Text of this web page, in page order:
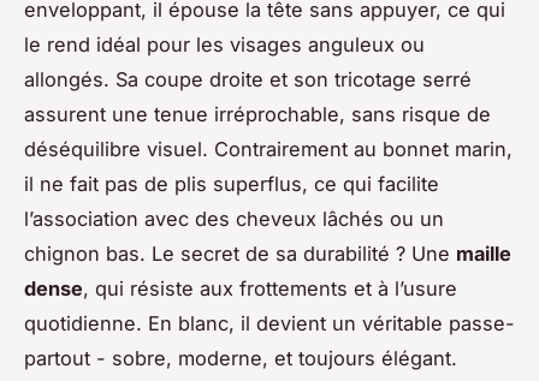
enveloppant, il épouse la tête sans appuyer, ce qui
le rend idéal pour les visages anguleux ou
allongés. Sa coupe droite et son tricotage serré
assurent une tenue irréprochable, sans risque de
déséquilibre visuel. Contrairement au bonnet marin,
il ne fait pas de plis superflus, ce qui facilite
l’association avec des cheveux lâchés ou un
chignon bas. Le secret de sa durabilité ? Une maille
dense, qui résiste aux frottements et à l’usure
quotidienne. En blanc, il devient un véritable passe-
partout - sobre, moderne, et toujours élégant.